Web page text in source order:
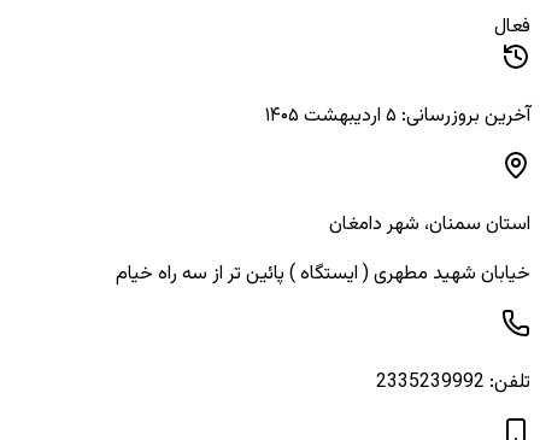
فعال
آخرین بروزرسانی: ۵ اردیبهشت ۱۴۰۵
استان سمنان، شهردامغان
خیابان شهید مطهری ( ایستگاه ) پائین تر از سه راه خیام
تلفن: 2335239992